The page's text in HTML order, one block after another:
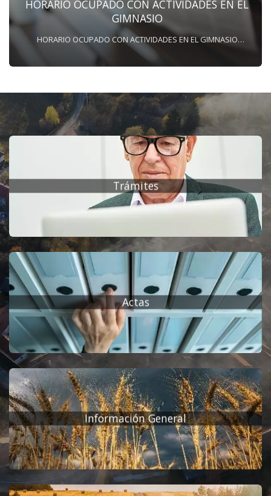
HORARIO OCUPADO CON ACTIVIDADES EN EL
GIMNASIO
HORARIO OCUPADO CON ACTIVIDADES EN EL GIMNASIO
MIÉRCOLES: De 16:30 – 17:30 h De 18:00 – 19:00 h De 19:00 –
De 18:00 – 20:00 h Toda aquella persona o grupo que quiera
hacer uso del gimnasio municipal, en horas no ocupadas,
deberá notificar al Ayuntamiento de Peñaranda de Duero el
día y la hora en el que quiere hacer uso de las instalaciones.
Datos de contacto Ayuntamiento de Peñaranda: Tfno.: 947 55
20 68 Tfno. Móvil: 689 36 93 23
Trámites
Actas
Información General